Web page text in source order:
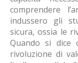
comprendere
indussero gli
sicura, ossia le
Quando si dice
rivoluzione di